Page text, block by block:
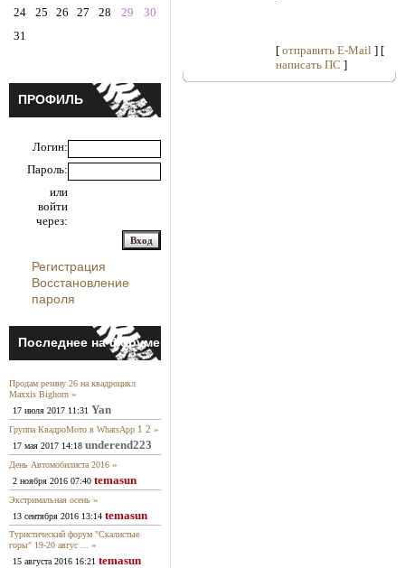
24
25 26 27 28 29
30
31
ПРОФИЛЬ
Логин:
Пароль:
или
войти
через:
Регистрация
Восстановление
пароля
Последнее на форуме
Продам резину 26 на квадроцикл
Maxxis Bighorn »
17 июля 2017 11:31 Yan
Группа КвадроМото в WhatsApp 1 2 »
17 мая 2017 14:18 underend223
День Автомобилиста 2016 »
2 ноября 2016 07:40 temasun
Экстримальная осень »
13 сентября 2016 13:14 temasun
Туристический форум "Скалистые
горы" 19-20 авгус ...
»
15 августа 2016 16:21 temasun
[ отправить E-Mail ] [
написать ПС ]